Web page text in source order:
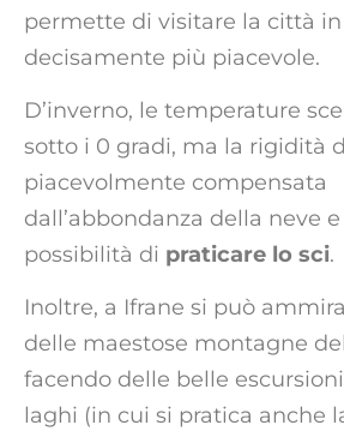
permette di visitare la città
decisamente più piacevole.
D’inverno, le temperature
sotto i 0 gradi, ma la rigidità
piacevolmente compensata
dall’abbondanza della neve
possibilità di praticare lo sci.
Inoltre, a Ifrane si può
delle maestose montagne
facendo delle belle
laghi (in cui si pratica anche